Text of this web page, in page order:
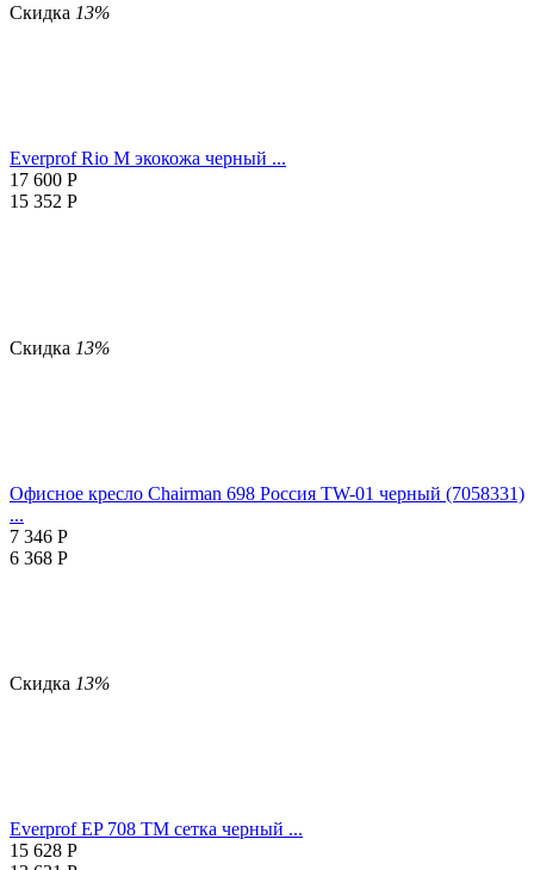
Скидка 13%
Everprof Rio M экокожа черный ...
17 600 Р
15 352 Р
Скидка 13%
Офисное кресло Chairman 698 Россия TW-01 черный (7058331)
...
7 346 Р
6 368 Р
Скидка 13%
Everprof EP 708 TM сетка черный ...
15 628 Р